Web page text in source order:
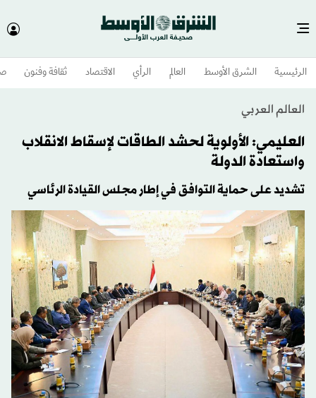
الرئيسية الشرق الأوسط​ العالم الرأي الاقتصاد ثقافة وفنون
العالم العربي
العليمي: الأولوية لحشد الطاقات لإسقاط الانقلاب
واستعادة الدولة
تشديد على حماية التوافق في إطار مجلس القيادة الرئاسي